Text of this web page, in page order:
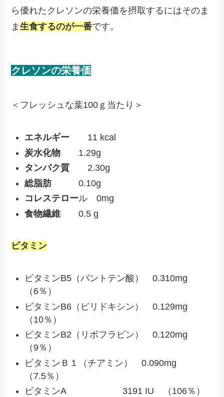
ら優れたクレソンの栄養価を摂取するにはそのま
ま生食するのが一番です。
クレソンの栄養価
＜フレッシュな葉100ｇ当たり＞
エネルギー 11 kcal
炭水化物 1.29g
タンパク質 2.30g
総脂肪0.10g
コレステロール 0mg
食物繊維 0.5 g
ビタミン
ビタミンB5（パントテン酸） 0.310mg
（6％）
ビタミンB6（ピリドキシン） 0.129mg
（10％）
ビタミンB2（リボフラビン） 0.120mg
（9％）
ビタミンＢ１（チアミン） 0.090mg
（7.5％）
ビタミンA 3191 IU （106％）